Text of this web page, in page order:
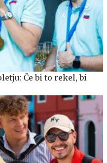
Če bi to rekel, bi